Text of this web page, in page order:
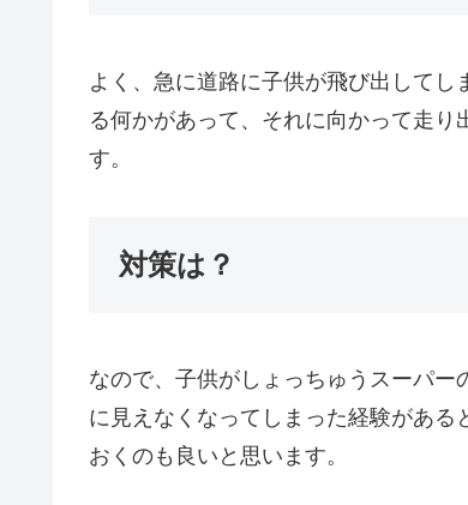
よく、急に道路に子供が飛び出して
る何かがあって、それに向かって走
す。
対策は？
なので、子供がしょっちゅうスーパ
に見えなくなってしまった経験があ
おくのも良いと思います。